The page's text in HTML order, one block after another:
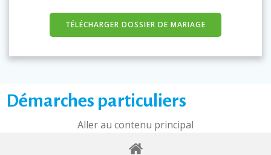
TÉLÉCHARGER DOSSIER DE MARIAGE
Démarches particuliers
Aller au contenu principal